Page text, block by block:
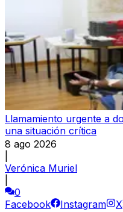
Llamamiento urgente a
una situación crítica
8 ago 2026
Verónica Muriel
0
Facebook
Instagram X